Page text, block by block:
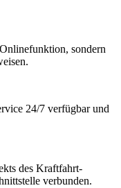
sondern
24/7 verfügbar und
des Kraftfahrt-
verbunden.